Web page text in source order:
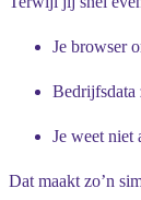
Je browser
Bedrijfsdata
Je weet niet
Dat maakt zo’n